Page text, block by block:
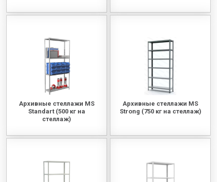
МЕДИЦИНСКАЯ МЕБЕЛЬ
СИСТЕМЫ ХРАНЕНИЯ
ОФИСНАЯ МЕБЕЛЬ
Архивные стеллажи MS
Standart (500 кг на
стеллаж)
Архивные стеллажи MS
Strong (750 кг на стеллаж)